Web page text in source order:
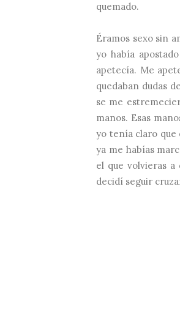
quemado.
Éramos sexo sin
yo había
apetecía. Me
quedaban dudas
se me
manos. Esas
yo tenía claro que
ya me habías
el que volvieras a
decidí seguir